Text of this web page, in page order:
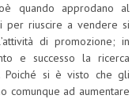
quando approdano al
per riuscire a vendere si
di promozione; in
e successo la ricerca
Poiché si è visto che gli
comunque ad aumentare